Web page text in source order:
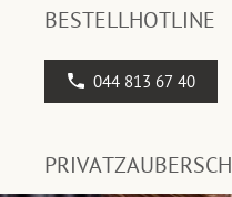
BESTELLHOTLINE
044 813 67 40